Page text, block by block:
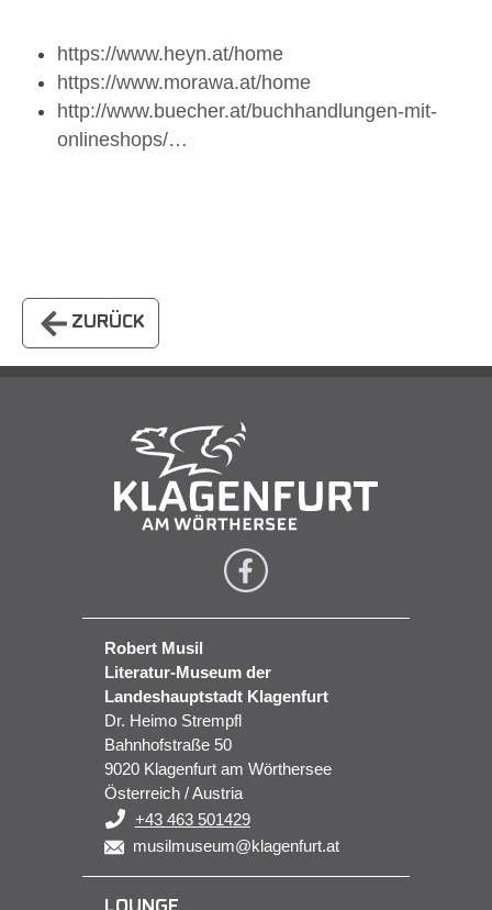
https://www.heyn.at/home
https://www.morawa.at/home
http://www.buecher.at/buchhandlungen-mit-
onlineshops/…
ZURÜCK
Robert Musil
Literatur-Museum der
Landeshauptstadt Klagenfurt
Dr. Heimo Strempfl
Bahnhofstraße 50
9020 Klagenfurt am Wörthersee
Österreich / Austria
+43 463 501429
musilmuseum@klagenfurt.at